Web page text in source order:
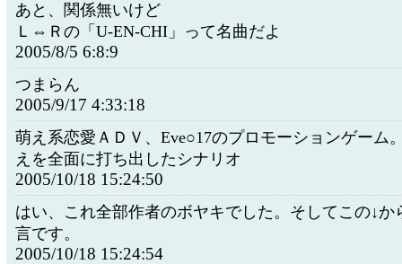
あと、関係無いけど
Ｌ⇔Ｒの「U-EN-CHI」って名曲だよ
2005/8/5 6:8:9
つまらん
2005/9/17 4:33:18
萌え系恋愛ＡＤＶ、Eve○17のプロモーションゲーム
えを全面に打ち出したシナリオ
2005/10/18 15:24:50
はい、これ全部作者のボヤキでした。そしてこの↓か
言です。
2005/10/18 15:24:54